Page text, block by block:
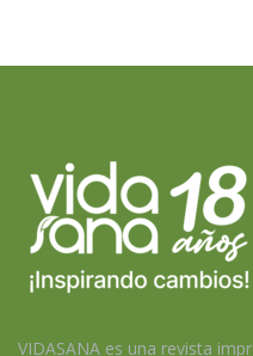
VIDASANA es una revista